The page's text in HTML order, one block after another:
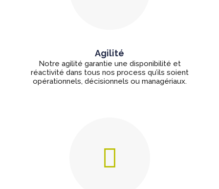
Agilité
Notre agilité garantie une disponibilité et
réactivité dans tous nos process qu’ils soient
opérationnels, décisionnels ou managériaux.